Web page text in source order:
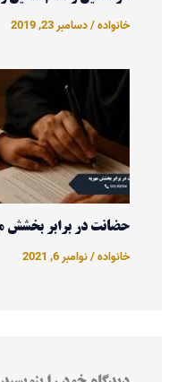
خانواده/دسامبر 23, 2019
حضانت در برابر بخشش
خانواده/نوامبر 6, 2021